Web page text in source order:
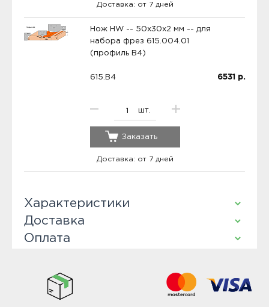
Доставка: от 7 дней
Нож HW -- 50x30x2 мм -- для
набора фрез 615.004.01
(профиль B4)
615.B4
шт.
6531 р.
Заказать
Доставка: от 7 дней
Характеристики
Доставка
Оплата